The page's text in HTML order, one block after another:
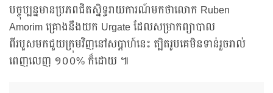
បច្ចុប្បន្នមានប្រភពជិតស្និទ្ធរាយការណ៍មកថាលោក Ruben
Amorim គ្រោងនឹងយក Urgate ដែលសម្រាកព្យាបាល
ពីរបួសមកជួយក្រុមវិញនៅសប្ដាហ៍នេះ ត្បិតរូបគេមិនទាន់រួចរាល់
ពេញលេញ ១០០% ក៏ដោយ ៕